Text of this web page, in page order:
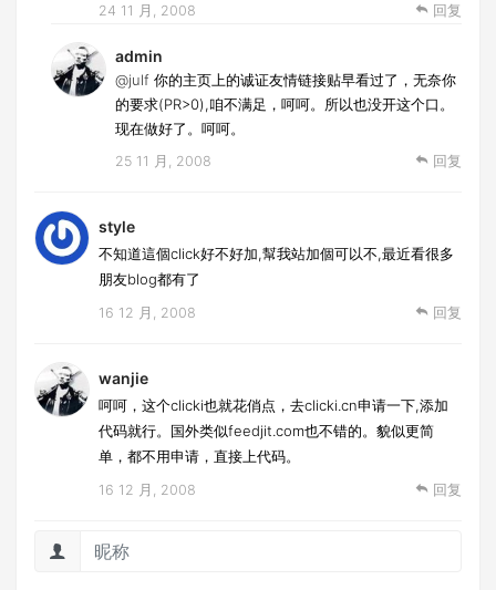
24 11 月, 2008 回复
admin
@julf 你的主页上的诚证友情链接贴早看过了，无奈你
的要求(PR>0),咱不满足，呵呵。所以也没开这个口。
现在做好了。呵呵。
25 11 月, 2008 回复
style
不知道這個click好不好加,幫我站加個可以不,最近看很多
朋友blog都有了
16 12 月, 2008 回复
wanjie
呵呵，这个clicki也就花俏点，去clicki.cn申请一下,添加
代码就行。国外类似feedjit.com也不错的。貌似更简
单，都不用申请，直接上代码。
16 12 月, 2008 回复